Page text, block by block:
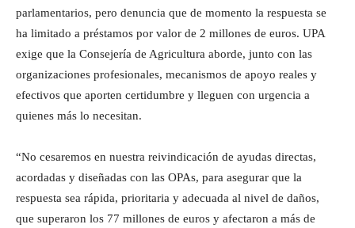
parlamentarios, pero denuncia que de momento la respuesta se
ha limitado a préstamos por valor de 2 millones de euros. UPA
exige que la Consejería de Agricultura aborde, junto con las
organizaciones profesionales, mecanismos de apoyo reales y
efectivos que aporten certidumbre y lleguen con urgencia a
quienes más lo necesitan.
“No cesaremos en nuestra reivindicación de ayudas directas,
acordadas y diseñadas con las OPAs, para asegurar que la
respuesta sea rápida, prioritaria y adecuada al nivel de daños,
que superaron los 77 millones de euros y afectaron a más de